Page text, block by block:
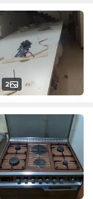
2